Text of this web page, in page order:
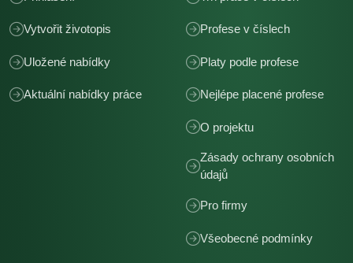
Vytvořit životopis
Uložené nabídky
Aktuální nabídky práce
Profese v číslech
Platy podle profese
Nejlépe placené profese
O projektu
Zásady ochrany osobních
údajů
Pro firmy
Všeobecné podmínky